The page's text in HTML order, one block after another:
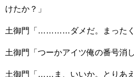
けたか？」
土御門「…………ダメだ。まったく
土御門「つーかアイツ俺の番号消
土御門「……ま、いいか。とりあ